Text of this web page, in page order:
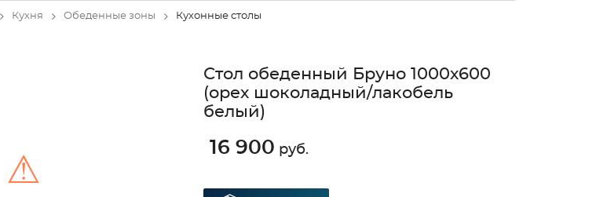
Кухня Обеденные зоны Кухонные столы
⚠
Стол обеденный Бруно 1000х600
(орех шоколадный/лакобель
белый)
16 900 руб.